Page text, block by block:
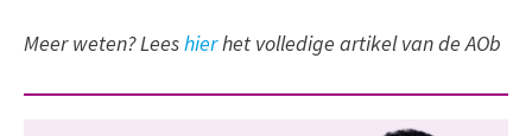
Meer weten? Leeshierhet volledige artikel van de AOb